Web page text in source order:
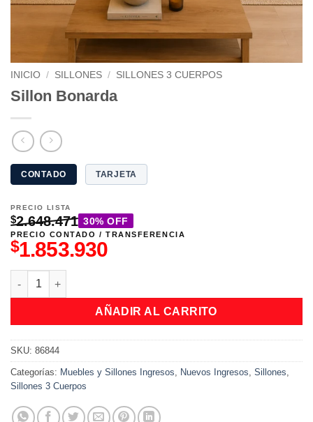
INICIO / SILLONES / SILLONES 3 CUERPOS
Sillon Bonarda
CONTADO TARJETA
PRECIO LISTA
$2.648.471 30% OFF
PRECIO CONTADO / TRANSFERENCIA
$1.853.930
Sillon Bonarda cantidad
AÑADIR AL CARRITO
SKU: 86844
Categorías: Muebles y Sillones Ingresos Nuevos Ingresos Sillones
Sillones 3 Cuerpos